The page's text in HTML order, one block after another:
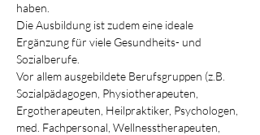
haben.
Die Ausbildung ist zudem eine ideale
Ergänzung für viele Gesundheits- und
Sozialberufe.
Vor allem ausgebildete Berufsgruppen (z.B.
Sozialpädagogen, Physiotherapeuten,
Ergotherapeuten, Heilpraktiker, Psychologen,
med. Fachpersonal, Wellnesstherapeuten,